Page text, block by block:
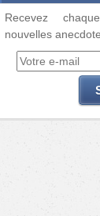
Recevez
nouvelles